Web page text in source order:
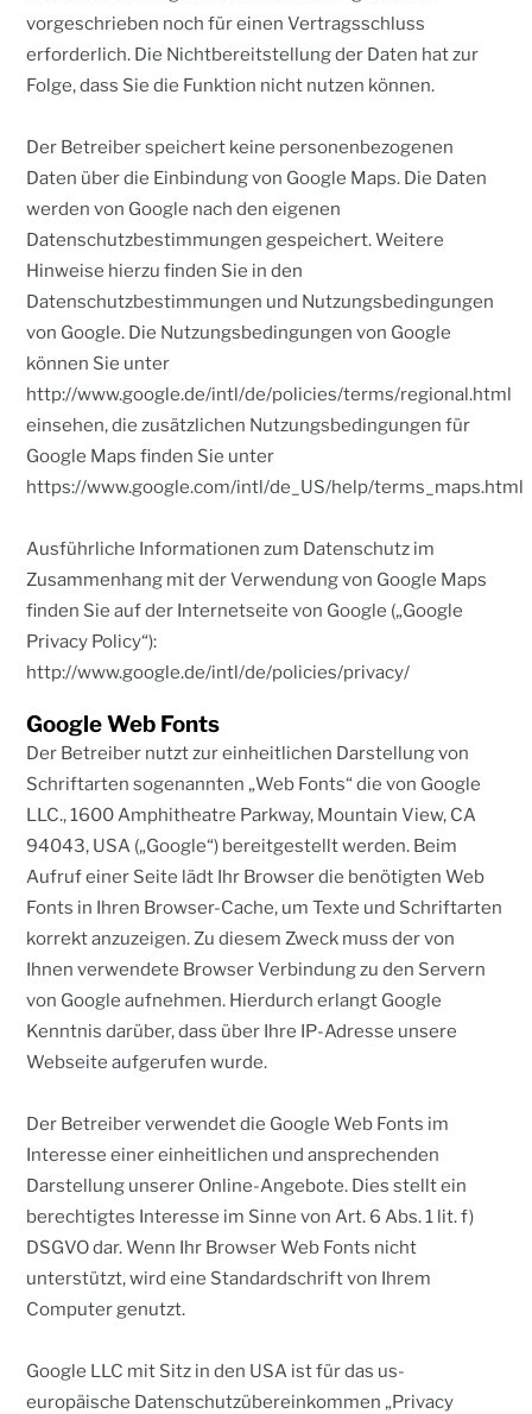
vorgeschrieben noch für einen Vertragsschluss
erforderlich. Die Nichtbereitstellung der Daten hat zur
Folge, dass Sie die Funktion nicht nutzen können.
Der Betreiber speichert keine personenbezogenen
Daten über die Einbindung von Google Maps. Die Daten
werden von Google nach den eigenen
Datenschutzbestimmungen gespeichert. Weitere
Hinweise hierzu finden Sie in den
Datenschutzbestimmungen und Nutzungsbedingungen
von Google. Die Nutzungsbedingungen von Google
können Sie unter
http://www.google.de/intl/de/policies/terms/regional.html
einsehen, die zusätzlichen Nutzungsbedingungen für
Google Maps finden Sie unter
https://www.google.com/intl/de_US/help/terms_maps.html
Ausführliche Informationen zum Datenschutz im
Zusammenhang mit der Verwendung von Google Maps
finden Sie auf der Internetseite von Google („Google
Privacy Policy“):
http://www.google.de/intl/de/policies/privacy/
Google Web Fonts
Der Betreiber nutzt zur einheitlichen Darstellung von
Schriftarten sogenannten „Web Fonts“ die von Google
LLC., 1600 Amphitheatre Parkway, Mountain View, CA
94043, USA („Google“) bereitgestellt werden. Beim
Aufruf einer Seite lädt Ihr Browser die benötigten Web
Fonts in Ihren Browser-Cache, um Texte und Schriftarten
korrekt anzuzeigen. Zu diesem Zweck muss der von
Ihnen verwendete Browser Verbindung zu den Servern
von Google aufnehmen. Hierdurch erlangt Google
Kenntnis darüber, dass über Ihre IP-Adresse unsere
Webseite aufgerufen wurde.
Der Betreiber verwendet die Google Web Fonts im
Interesse einer einheitlichen und ansprechenden
Darstellung unserer Online-Angebote. Dies stellt ein
berechtigtes Interesse im Sinne von Art. 6 Abs. 1 lit. f)
DSGVO dar. Wenn Ihr Browser Web Fonts nicht
unterstützt, wird eine Standardschrift von Ihrem
Computer genutzt.
Google LLC mit Sitz in den USA ist für das us-
europäische Datenschutzübereinkommen „Privacy